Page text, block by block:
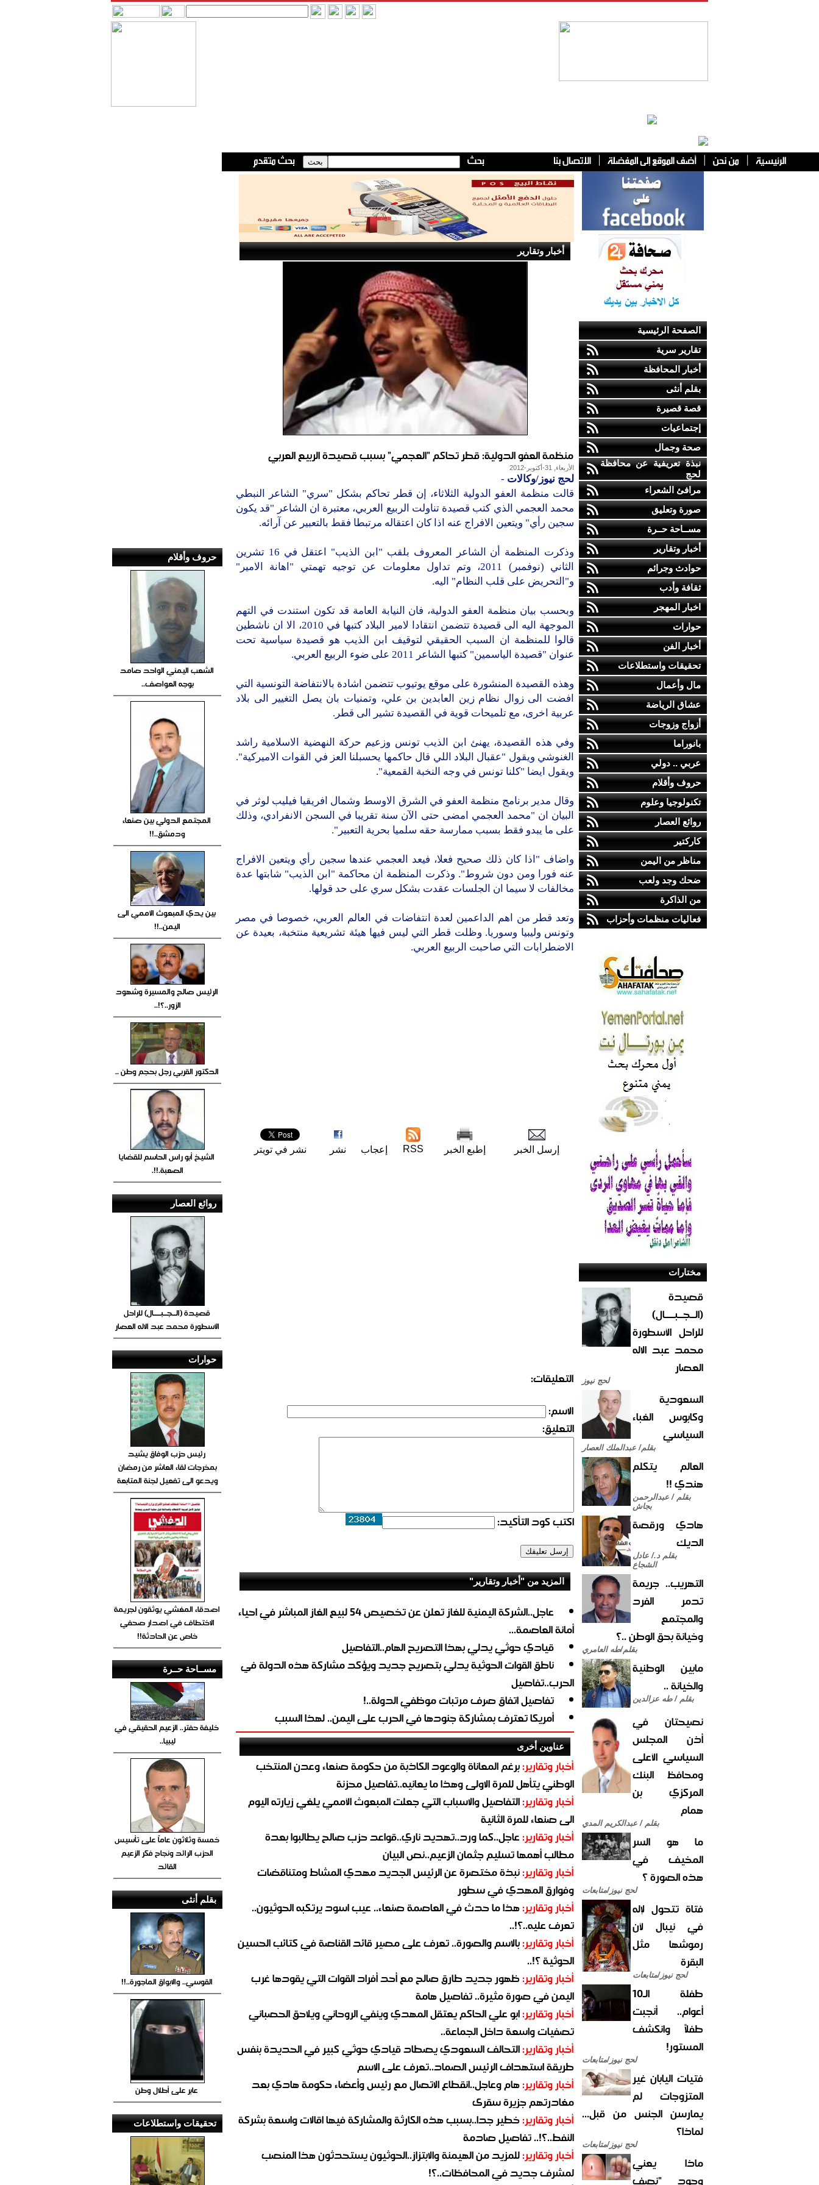
الصفحة الرئيسية
تقارير سرية
أخبار المحافظة
بقلم أنثى
قصة قصيرة
إجتماعيات
صحة وجمال
نبذة تعريفية عن محافظة
لحج
مرافئ الشعراء
صورة وتعليق
مســاحة حــرة
أخبار وتقارير
حوادث وجرائم
ثقافة وأدب
اخبار المهجر
حوارات
أخبار الفن
تحقيقات واستطلاعات
مال وأعمال
عشاق الرياضة
أزواج وزوجات
بانوراما
عربي .. دولي
حروف وأقلام
تكنولوجيا وعلوم
روائع العصار
كاركتير
مناظر من اليمن
ضحك وجد ولعب
من الذاكرة
فعاليات منظمات وأحزاب
مختارات
قصيدة
(الــجــبــــال)
للراحل الأسطورة
محمد عبد الاله
العصار
لحج نيوز
السعودية
وكابوس الغباء
السياسي
بقلم/ عبدالملك العصار
العالم يتكلم
هندي !!
بقلم / عبدالرحمن
بجاش
هادي ورقصة
الديك
بقلم د./ عادل
الشجاع
التهريب.. جريمة
تدمر الفرد
والمجتمع
وخيانة بحق الوطن ..؟
بقلم/طه العامري
مابين الوطنية
والخيانة ..
بقلم / طه عزالدين
نصيحتان في
أذن المجلس
السياسي الأعلى
ومحافظ البنك
المركزي بن
همام
بقلم / عبدالكريم المدي
ما هو السر
المخيف في
هذه الصورة ؟
لحج نيوز/متابعات
فتاة تتحول لإله
في نيبال لأن
رموشها مثل
البقرة
لحج نيوز/متابعات
طفلة الـ10
أعوام.. أنجبت
طفلاً وانكشف
المستور!
لحج نيوز/متابعات
فتيات اليابان غير
المتزوجات لم
يمارسن الجنس من قبل...
لماذا؟
لحج نيوز/متابعات
ماذا يعني
وجود "نصف
أخبار وتقارير
منظمة العفو الدولية: قطر تحاكم "العجمي" بسبب قصيدة الربيع العربي
الأربعاء, 31-أكتوبر-2012
لحج نيوز/وكالات -
قالت منظمة العفو الدولية الثلاثاء، إن قطر تحاكم بشكل "سري" الشاعر النبطي
محمد العجمي الذي كتب قصيدة تناولت الربيع العربي، معتبرة ان الشاعر "قد يكون
سجين رأي" ويتعين الافراج عنه اذا كان اعتقاله مرتبطا فقط بالتعبير عن آرائه.
وذكرت المنظمة أن الشاعر المعروف بلقب "ابن الذيب" اعتقل في 16 تشرين
الثاني (نوفمبر) 2011، وتم تداول معلومات عن توجيه تهمتي "اهانة الامير"
و"التحريض على قلب النظام" اليه.
وبحسب بيان منظمة العفو الدولية، فان النيابة العامة قد تكون استندت في التهم
الموجهة اليه الى قصيدة تتضمن انتقادا لامير البلاد كتبها في 2010، الا ان ناشطين
قالوا للمنظمة ان السبب الحقيقي لتوقيف ابن الذيب هو قصيدة سياسية تحت
عنوان "قصيدة الياسمين" كتبها الشاعر 2011 على ضوء الربيع العربي.
وهذه القصيدة المنشورة على موقع يوتيوب تتضمن اشادة بالانتفاضة التونسية التي
افضت الى زوال نظام زين العابدين بن علي، وتمنيات بان يصل التغيير الى بلاد
عربية اخرى، مع تلميحات قوية في القصيدة تشير الى قطر.
وفي هذه القصيدة، يهنئ ابن الذيب تونس وزعيم حركة النهضية الاسلامية راشد
الغنوشي ويقول "عقبال البلاد اللي قال حاكمها يحسبلنا العز في القوات الاميركية".
ويقول ايضا "كلنا تونس في وجه النخبة القمعية".
وقال مدير برنامج منظمة العفو في الشرق الاوسط وشمال افريقيا فيليب لوثر في
البيان ان "محمد العجمي امضى حتى الآن سنة تقريبا في السجن الانفرادي، وذلك
على ما يبدو فقط بسبب ممارسة حقه سلميا بحرية التعبير".
واضاف "اذا كان ذلك صحيح فعلا، فيعد العجمي عندها سجين رأي ويتعين الافراج
عنه فورا ومن دون شروط". وذكرت المنظمة ان محاكمة "ابن الذيب" شابتها عدة
مخالفات لا سيما ان الجلسات عقدت بشكل سري على حد قولها.
وتعد قطر من اهم الداعمين لعدة انتفاضات في العالم العربي، خصوصا في مصر
وتونس وليبيا وسوريا. وظلت قطر التي ليس فيها هيئة تشريعية منتخبة، بعيدة عن
الاضطرابات التي صاحبت الربيع العربي.
إرسل الخبر إطبع الخبر RSS إعجاب نشر نشر في تويتر
التعليقات:
الاسم:
التعليق:
اكتب كود التأكيد:
المزيد من "أخبار وتقارير"
عاجل..الشركة اليمنية للغاز تعلن عن تخصيص 54 لبيع الغاز المباشر في احياء
أمانة العاصمة...
قيادي حوثي يدلي بهذا التصريح الهام..التفاصيل
ناطق القوات الحوثية يدلي بتصريح جديد ويؤكد مشاركة هذه الدولة في
الحرب..تفاصيل
تفاصيل اتفاق صرف مرتبات موظفي الدولة..!
أمريكا تعترف بمشاركة جنودها في الحرب على اليمن.. لهذا السبب
عناوين أخرى
أخبار وتقارير:برغم المعاناة والوعود الكاذبة من حكومة صنعاء وعدن المنتخب
الوطني يتأهل للمرة الاولى وهذا ما يعانيه..تفاصيل محزنة
أخبار وتقارير:التفاصيل والاسباب التي جعلت المبعوث الأممي يلغي زيارته اليوم
الى صنعاء للمرة الثانية
أخبار وتقارير:عاجل..كما ورد..تهديد ناري..قواعد حزب صالح يطالبوا بعدة
مطالب أهمها تسليم جثمان الزعيم..نص البيان
أخبار وتقارير:نبذة مختصرة عن الرئيس الجديد مهدي المشاط ومتناقضات
وفوارق المهدي في سطور
أخبار وتقارير:هذا ما حدث في العاصمة صنعاء.. عيب اسود يرتكبه الحوثيون..
تعرف عليه..؟!..
أخبار وتقارير:بالاسم والصورة.. تعرف على مصير قائد القناصة في كتائب الحسين
الحوثية ؟!..
أخبار وتقارير:ظهور جديد طارق صالح مع أحد أفراد القوات التي يقودها غرب
اليمن في صورة مثيرة.. تفاصيل هامة
أخبار وتقارير:ابو علي الحاكم يعتقل المهدي وينفي الروحاني ويلاحق الحصباني
تصفيات واسعة داخل الجماعة..
أخبار وتقارير:التحالف السعودي يصطاد قيادي حوثي كبير في الحديدة بنفس
طريقة استهداف الرئيس الصماد..تعرف على الاسم
أخبار وتقارير:هام وعاجل..انقطاع الاتصال مع رئيس وأعضاء حكومة هادي بعد
مغادرتهم جزيرة سقرى
أخبار وتقارير:خطير جدا..بسبب هذه الكارثة والمشاركة فيها اقالات واسعة بشركة
النفط..؟!.. تفاصيل صادمة
أخبار وتقارير:للمزيد من الهيمنة والابتزاز..الحوثيون يستحدثون هذا المنصب
لمشرف جديد في المحافظات..؟!
حروف وأقلام
الشعب اليمني الواحد صامد
بوجه العواصف..
المجتمع الدولي بين صنعاء
ودمشق..!!
بين يدي المبعوث الأممي الى
اليمن..!!
الرئيس صالح والمسيرة وشهود
الزور..؟!..
الدكتور القربي رجل بحجم وطن ..
الشيخ أبو راس الحاسم للقضايا
الصعبة.!!.
روائع العصار
قصيدة (الــجــبــــال) للراحل
الأسطورة محمد عبد الاله العصار
حوارات
رئيس حزب الوفاق يشيد
بمخرجات لقاء العاشر من رمضان
ويدعو الى تفعيل لجنة المتابعة
اصدقاء المغشي يوثقون لجريمة
الاختطاف في اصدار صحفي
خاص عن الحادثة!!
مســاحة حــرة
خليفة حفتر.. الزعيم الحقيقي في
ليبيا..
خمسة وثلاثون عاماً على تأسيس
الحزب الرائد ونجاح فكر الزعيم
القائد
بقلم أنثى
القوسي.. والابواق الماجورة..!!
عابر على أطلال وطن
تحقيقات واستطلاعات